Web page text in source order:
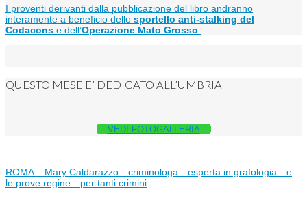
I proventi derivanti dalla pubblicazione del libro andranno
interamente a beneficio dello sportello anti-stalking del
Codacons e dell’Operazione Mato Grosso
QUESTO MESE E’ DEDICATO ALL’UMBRIA
VEDI FOTOGALLERIA
ROMA – Mary Caldarazzo…criminologa…esperta in grafologia…e
le prove regine…per tanti crimini